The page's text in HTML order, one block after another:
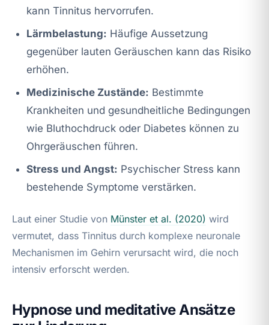
kann Tinnitus hervorrufen.
Lärmbelastung: Häufige Aussetzung
gegenüber lauten Geräuschen kann das Risiko
erhöhen.
Medizinische Zustände: Bestimmte
Krankheiten und gesundheitliche Bedingungen
wie Bluthochdruck oder Diabetes können zu
Ohrgeräuschen führen.
Stress und Angst: Psychischer Stress kann
bestehende Symptome verstärken.
Laut einer Studie von Münster et al. (2020) wird
vermutet, dass Tinnitus durch komplexe neuronale
Mechanismen im Gehirn verursacht wird, die noch
intensiv erforscht werden.
Hypnose und meditative Ansätze